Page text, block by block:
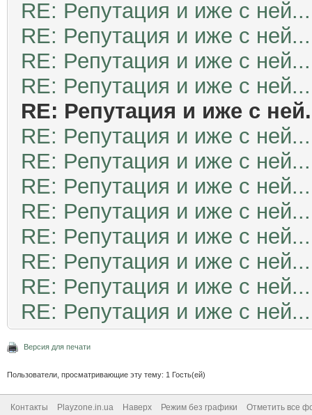
RE: Репутация и иже с ней...
RE: Репутация и иже с ней...
RE: Репутация и иже с ней...
RE: Репутация и иже с ней...
RE: Репутация и иже с
RE: Репутация и иже с ней...
RE: Репутация и иже с ней...
RE: Репутация и иже с ней...
RE: Репутация и иже с ней...
RE: Репутация и иже с ней...
RE: Репутация и иже с ней...
RE: Репутация и иже с ней...
RE: Репутация и иже с ней...
Версия для печати
Пользователи, просматривающие эту тему: 1 Гость(ей)
Контакты Playzone.in.ua Наверх Режим без графики Отметить все